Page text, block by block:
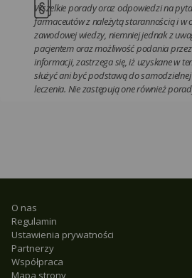
Wszelkie porady oraz odpowiedzi na
farmaceutów z należytą starannością i w
zawodowej wiedzy, niemniej jednak z
pacjentem oraz możliwość podania
informacji, zastrzega się, iż uzyskane w
służyć ani być podstawą do
leczenia. Nie zastępują one również
O nas
Regulamin
Ustawienia prywatności
Partnerzy
Współpraca
Mapa strony